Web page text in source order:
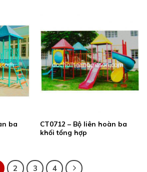
ba
CT0712 – Bộ liên hoàn ba
khối tổng hợp
2 3 4